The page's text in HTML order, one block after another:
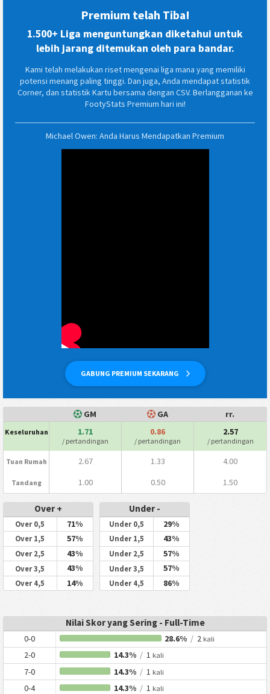
Premium telah Tiba!
1.500+ Liga menguntungkan diketahui untuk
lebih jarang ditemukan oleh para bandar.
Kami telah melakukan riset mengenai liga mana yang memiliki
potensi menang paling tinggi. Dan juga, Anda mendapat statistik
Corner, dan statistik Kartu bersama dengan CSV. Berlangganan ke
FootyStats Premium hari ini!
GABUNG PREMIUM SEKARANG
Michael Owen: Anda Harus Mendapatkan Premium
GM GA rr.
Keseluruhan 1.71
/ pertandingan
0.86
/ pertandingan
2.57
/ pertandingan
Tuan Rumah 2.67 1.33 4.00
Tandang 1.00 0.50 1.50
Over +
Over 0,5 71%
Over 1,5 57%
Over 2,5 43%
Over 3,5 43%
Over 4,5 14%
Under -
Under 0,5 29%
Under 1,5 43%
Under 2,5 57%
Under 3,5 57%
Under 4,5 86%
Nilai Skor yang Sering - Full-Time
0-0 28.6% / 2 kali
2-0 14.3% /1 kali
7-0 14.3% /1 kali
0-4 14.3% /1 kali